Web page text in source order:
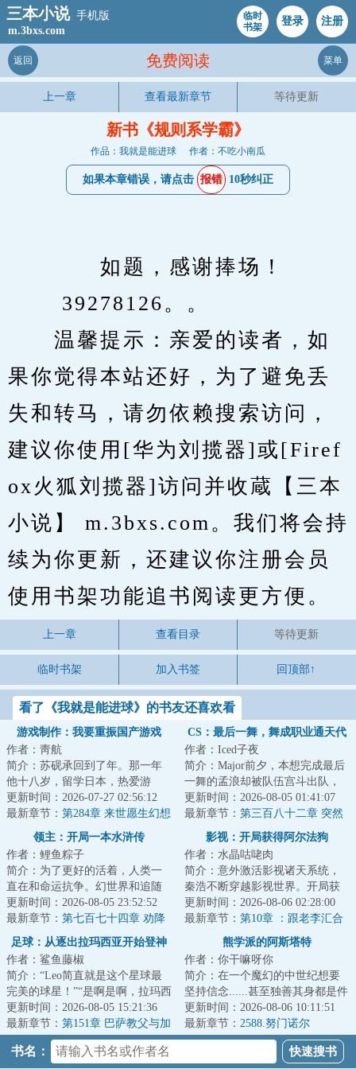
三本小说 手机版
m.3bxs.com
临时
书架
登录 注册
免费阅读
返回 菜单
上一章 查看最新章节 等待更新
新书《规则系学霸》
作品：我就是能进球 作者：不吃小南瓜
如果本章错误，请点击 报错 10秒纠正
如题，感谢捧场！
39278126。。
温馨提示：亲爱的读者，如
果你觉得本站还好，为了避免丢
失和转马，请勿依赖搜索访问，
建议你使用[华为刘揽器]或[Firef
ox火狐刘揽器]访问并收蔵【三本
小说】 m.3bxs.com。我们将会持
续为你更新，还建议你注册会员
使用书架功能追书阅读更方便。
上一章 查看目录 等待更新
临时书架 加入书签 回顶部↑
看了《我就是能进球》的书友还喜欢看
游戏制作：我要重振国产游戏
作者：靑航
简介：苏砚承回到了年。那一年
他十八岁，留学日本，热爱游
戏，怒怼科乐美。那一年，他开
始对未来有好多奢...
更新时间：2026-07-27 02:56:12
最新章节： 第284章 来世愿生幻想
乡（4K）
CS：最后一舞，舞成职业通天代
作者：Iced子夜
简介：Major前夕，本想完成最后
一舞的孟浪却被队伍宫斗出队，
前途一片迷茫之际忽然觉醒了
《Goat养成系统...
更新时间：2026-08-05 01:41:07
最新章节： 第三百八十二章 突然
的陀螺！
领主：开局一本水浒传
作者：鲤鱼粽子
简介：为了更好的活着，人类一
直在和命运抗争。幻世界和追随
者的出现，人类进入了领主时
代。领主也就是职...
更新时间：2026-08-05 23:52:52
最新章节： 第七百七十四章 劝降
影视：开局获得阿尔法狗
作者：水晶咕咾肉
简介：意外激活影视诸天系统，
秦浩不断穿越影视世界。开局获
得阿尔法狗，拥有强大的计算能
力跟记忆力，关...
更新时间：2026-08-06 02:28:00
最新章节： 第10章 ：跟老李汇合
足球：从逐出拉玛西亚开始登神
作者：鲨鱼藤椒
简介：“Leo简直就是这个星球最
完美的球星！”“是啊是啊，拉玛西
亚天才，巴萨王储，号球衣，简
直就是马...
更新时间：2026-08-05 15:21:36
最新章节： 第151章 巴萨教父与加
泰的过往？出征威斯特法伦！矛
与矛的巅峰对决！
熊学派的阿斯塔特
作者：你干嘛呀你
简介：在一个魔幻的中世纪想要
坚持信念......甚至独善其身都是件
难事。因为这里的平民并不淳
朴，他们愚昧...
更新时间：2026-08-06 10:11:51
最新章节： 2588.努门诺尔
书名：